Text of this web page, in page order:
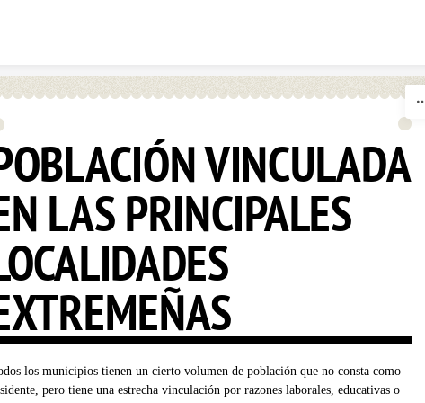
VINCULADA
LAS PRINCIPALES
los municipios tienen un cierto volumen de población que no consta como
pero tiene una estrecha vinculación por razones laborales, educativas o